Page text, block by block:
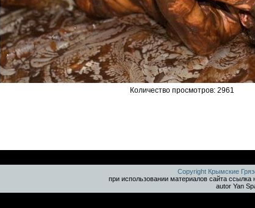
Количество просмотров: 2961
Copyright Крымские
при использовании материалов сайта ссылка
autor Yan